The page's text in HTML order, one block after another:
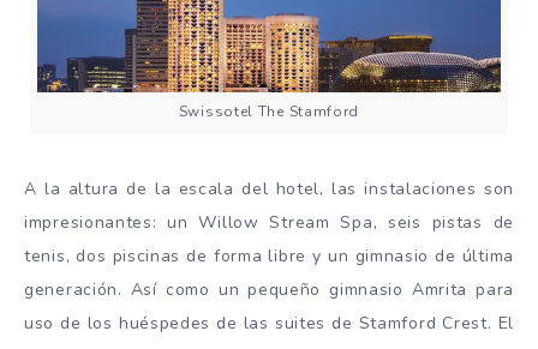
Swissotel The Stamford
A la altura de la escala del hotel, las instalaciones son
impresionantes: un Willow Stream Spa, seis pistas de
tenis, dos piscinas de forma libre y un gimnasio de última
generación. Así como un pequeño gimnasio Amrita para
uso de los huéspedes de las suites de Stamford Crest. El